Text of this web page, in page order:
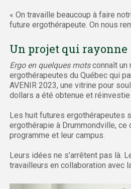
« On travaille beaucoup à faire
future ergothérapeute. On nous
Un projet qui rayonne
Ergo en quelques motsconnaît un
ergothérapeutes du Québec qui
AVENIR 2023, une vitrine pour
dollars a été obtenue et
Les huit futures ergothérapeutes
ergothérapie à Drummondville,
programme et leur campus.
Leurs idées ne s’arrêtent pas là.
travailleurs en collaboration avec